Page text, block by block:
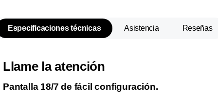
Especificaciones técnicas Asistencia Reseñas
Llame la atención
Pantalla 18/7 de fácil configuración.